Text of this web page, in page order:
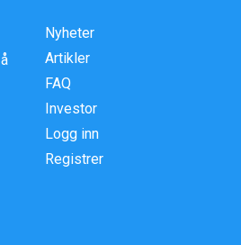
Nyheter
Artikler
FAQ
Investor
Logg inn
Registrer